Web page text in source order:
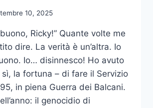
10, 2025
Ricky!” Quante volte me
dire. La verità è un’altra. Io
Io… disinnesco! Ho avuto
la fortuna – di fare il Servizio
in piena Guerra dei Balcani.
il genocidio di